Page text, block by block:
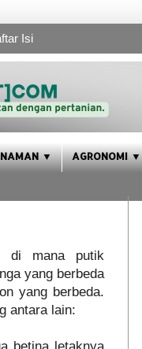
Isi
▼ AGRONOMI ▼
di mana putik
yang berbeda
yang berbeda.
antara lain:
betina letaknya